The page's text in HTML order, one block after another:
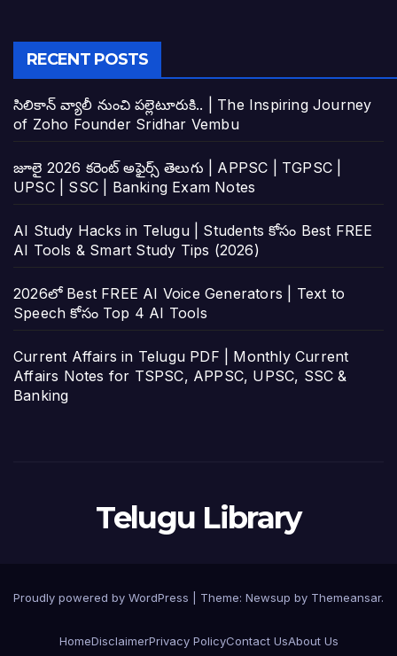
RECENT POSTS
సిలికాన్ వ్యాలీ నుంచి పల్లెటూరుకి.. | The Inspiring Journey
of Zoho Founder Sridhar Vembu
జూలై 2026 కరెంట్ అఫైర్స్ తెలుగు | APPSC | TGPSC |
UPSC | SSC | Banking Exam Notes
AI Study Hacks in Telugu | Students కోసం Best FREE
AI Tools & Smart Study Tips (2026)
2026లో Best FREE AI Voice Generators | Text to
Speech కోసం Top 4 AI Tools
Current Affairs in Telugu PDF | Monthly Current
Affairs Notes for TSPSC, APPSC, UPSC, SSC &
Banking
Telugu Library
Proudly powered by WordPress Theme: Newsup by Themeansar.
HomeDisclaimerPrivacy PolicyContact UsAbout Us